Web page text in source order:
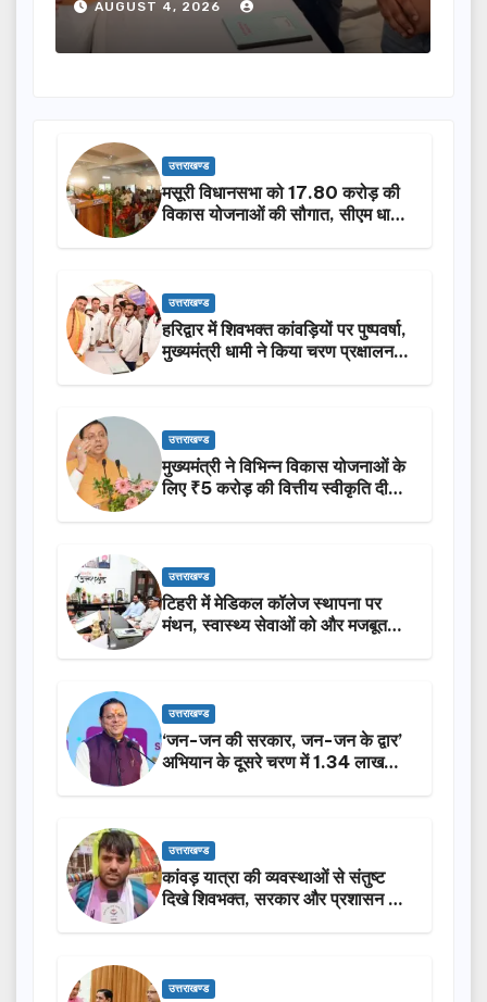
AUGUST 4, 2026
उत्तराखण्ड
मसूरी विधानसभा को 17.80 करोड़ की
विकास योजनाओं की सौगात, सीएम धामी
उत्तराखण्ड
हरिद्वार में शिवभक्त कांवड़ियों पर पुष्पवर्षा,
मुख्यमंत्री धामी ने किया चरण प्रक्षालन…
उत्तराखण्ड
मुख्यमंत्री ने विभिन्न विकास योजनाओं के
लिए ₹5 करोड़ की वित्तीय स्वीकृति दी…
उत्तराखण्ड
टिहरी में मेडिकल कॉलेज स्थापना पर
मंथन, स्वास्थ्य सेवाओं को और मजबूत
उत्तराखण्ड
‘जन-जन की सरकार, जन-जन के द्वार’
अभियान के दूसरे चरण में 1.34 लाख
उत्तराखण्ड
कांवड़ यात्रा की व्यवस्थाओं से संतुष्ट
दिखे शिवभक्त, सरकार और प्रशासन की
उत्तराखण्ड